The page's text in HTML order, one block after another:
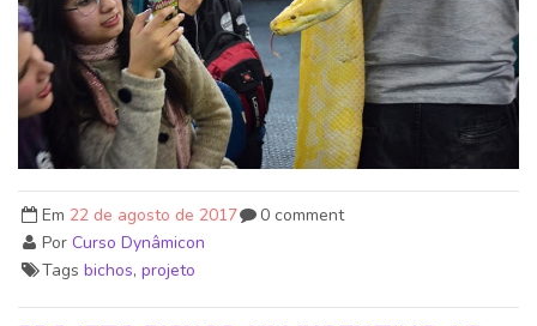
Em 22 de agosto de 2017
Por Curso Dynâmicon
Tags bichos, projeto
0 comment